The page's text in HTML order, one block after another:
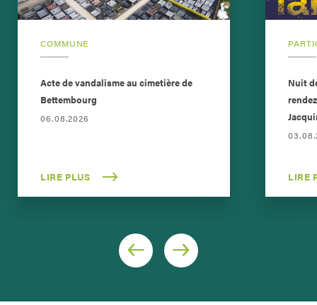
COMMUNE
Acte de vandalisme au cimetière de
Bettembourg
06.08.2026
LIRE PLUS
Nuit
LIRE